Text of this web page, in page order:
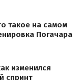
такое на самом
Погачара
изменился
спринт